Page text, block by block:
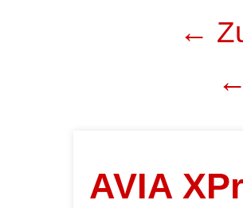
←
AVIA